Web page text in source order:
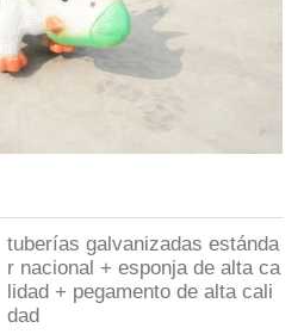
tuberías galvanizadas estánda
r nacional + esponja de alta ca
lidad + pegamento de alta cali
dad